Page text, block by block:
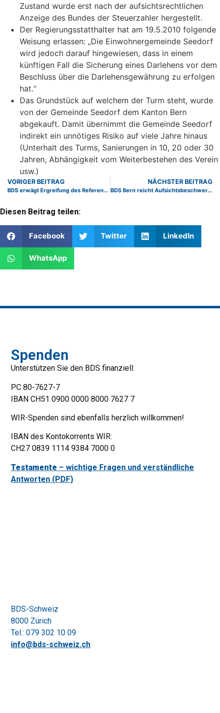
Zustand wurde erst nach der aufsichtsrechtlichen
Anzeige des Bundes der Steuerzahler hergestellt.
Der Regierungsstatthalter hat am 19.5.2010 folgende
Weisung erlassen: „Die Einwohnergemeinde Seedorf
wird jedoch darauf hingewiesen, dass in einem
künftigen Fall die Sicherung eines Darlehens vor dem
Beschluss über die Darlehensgewährung zu erfolgen
hat.“
Das Grundstück auf welchem der Turm steht, wurde
von der Gemeinde Seedorf dem Kanton Bern
abgekauft. Damit übernimmt die Gemeinde Seedorf
indirekt ein unnötiges Risiko auf viele Jahre hinaus
(Unterhalt des Turms, Sanierungen in 10, 20 oder 30
Jahren, Abhängigkeit vom Weiterbestehen des Verein
usw.)
VORIGER BEITRAG
BDS erwägt Ergreifung des Referendums gegen den Staatsvertrag mit den USA
NÄCHSTER BEITRAG
BDS Bern reicht Aufsichtsbeschwerde gegen Zaffaraya ein
Diesen Beitrag teilen:
Facebook Twitter LinkedIn
WhatsApp
BDS-Schweiz
8000 Zürich
Tel.: 079 302 10 09
info@bds-schweiz.ch
Spenden
Unterstützen Sie den BDS finanziell:
PC 80-7627-7
IBAN CH51 0900 0000 8000 7627 7
WIR-Spenden sind ebenfalls herzlich willkommen!
IBAN des Kontokorrents WIR:
CH27 0839 1114 9384 7000 0
Testamente – wichtige Fragen und verständliche
Antworten (PDF)